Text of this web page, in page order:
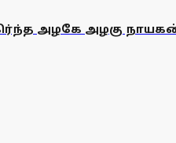
அழகே அழகு